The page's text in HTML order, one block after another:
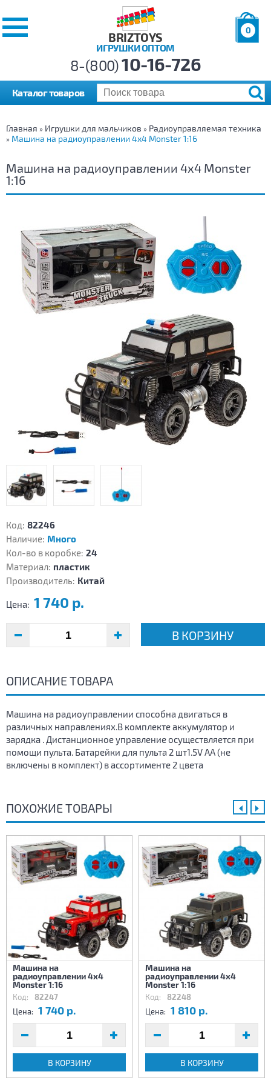
BRIZTOYS
ИГРУШКИ ОПТОМ
0
р.
8-(800)10-16-726
Каталог товаров
Главная » Игрушки для мальчиков » Радиоуправляемая техника
» Машина на радиоуправлении 4х4 Monster 1:16
Машина на радиоуправлении 4х4 Monster
1:16
Код: 82246
Наличие: Много
Кол-во в коробке: 24
Материал: пластик
Производитель: Китай
Цена: 1 740 р.
В КОРЗИНУ
ОПИСАНИЕ ТОВАРА
Машина на радиоуправлении способна двигаться в
различных направлениях.В комплекте аккумулятор и
зарядка . Дистанционное управление осуществляется при
помощи пульта. Батарейки для пульта 2 шт1.5V AA (не
включены в комплект) в ассортименте 2 цвета
ПОХОЖИЕ ТОВАРЫ
Машина на
радиоуправлении 4х4
Monster 1:16
Код: 82247
Цена: 1 740 р.
В КОРЗИНУ
Машина на
радиоуправлении 4х4
Monster 1:16
Код: 82248
Цена: 1 810 р.
В КОРЗИНУ